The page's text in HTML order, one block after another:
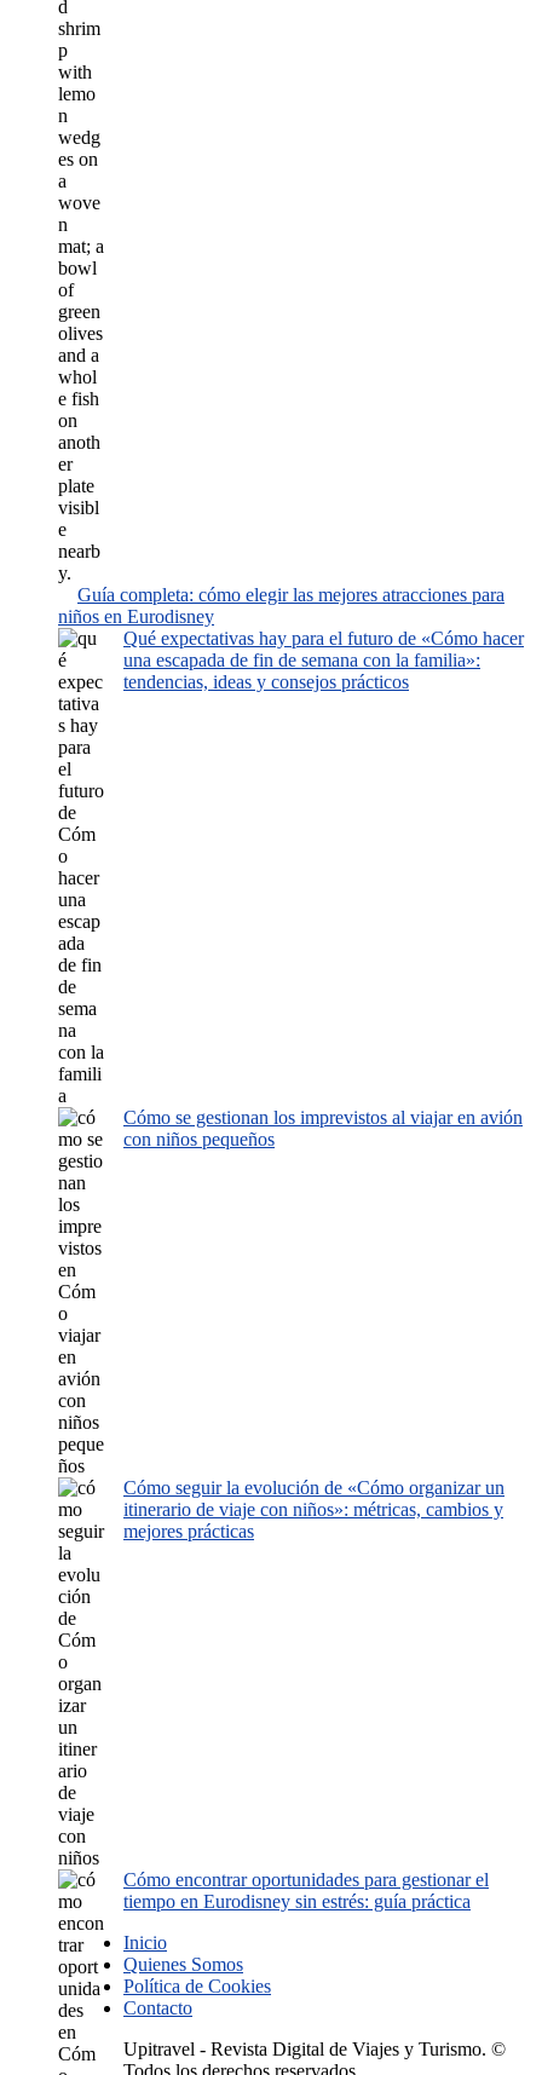
Guía completa: cómo elegir las mejores atracciones para
niños en Eurodisney
Qué expectativas hay para el futuro de «Cómo hacer
una escapada de fin de semana con la familia»:
tendencias, ideas y consejos prácticos
Cómo se gestionan los imprevistos al viajar en avión
con niños pequeños
Cómo seguir la evolución de «Cómo organizar un
itinerario de viaje con niños»: métricas, cambios y
mejores prácticas
Cómo encontrar oportunidades para gestionar el
tiempo en Eurodisney sin estrés: guía práctica
Inicio
Quienes Somos
Política de Cookies
Contacto
Upitravel - Revista Digital de Viajes y Turismo. ©
Todos los derechos reservados.